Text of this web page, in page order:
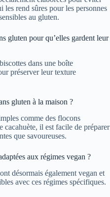
rend sûres pour les personnes
au gluten.
gluten pour qu’elles gardent leur
dans une boîte
préserver leur texture
gluten à la maison ?
comme des flocons
cacahuète, il est facile de préparer
que savoureuses.
aux régimes vegan ?
désormais également vegan et
avec ces régimes spécifiques.